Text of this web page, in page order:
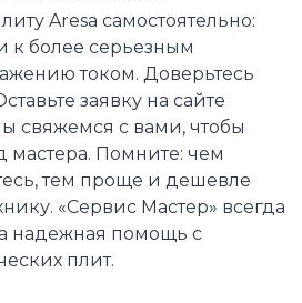
Aresa самостоятельно:
к более серьезным
током. Доверьтесь
заявку на сайте
свяжемся с вами, чтобы
мастера. Помните: чем
тем проще и дешевле
«Сервис Мастер» всегда
надежная помощь с
плит.